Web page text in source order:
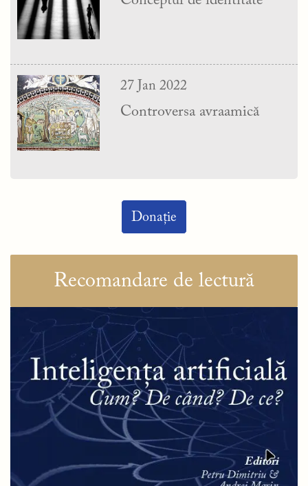
27 Jan 2022
Controversa avraamică
Donație
Recomandare de lectură